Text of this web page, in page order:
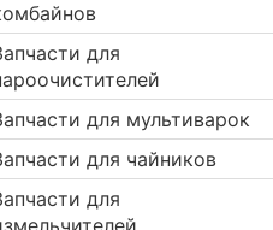
для
для мультиварок
для чайников
для